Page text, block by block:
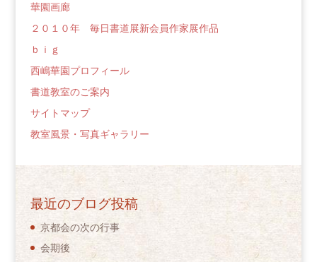
華園画廊
２０１０年 毎日書道展新会員作家展作品
ｂｉｇ
西嶋華園プロフィール
書道教室のご案内
サイトマップ
教室風景・写真ギャラリー
最近のブログ投稿
京都会の次の行事
会期後